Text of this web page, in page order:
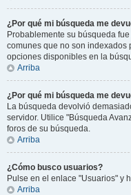
¿Por qué mi búsqueda me
Probablemente su búsqueda
comunes que no son indexados
opciones disponibles en la
Arriba
¿Por qué mi búsqueda me
La búsqueda devolvió
servidor. Utilice "Búsqueda
foros de su búsqueda.
Arriba
¿Cómo busco usuarios?
Pulse en el enlace "Usuarios" y
Arriba